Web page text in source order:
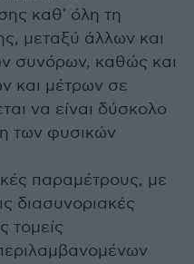
καθ' όλη τη
μεταξύ άλλων και
συνόρων, καθώς και
και μέτρων σε
να είναι δύσκολο
των φυσικών
παραμέτρους, με
διασυνοριακές
τομείς